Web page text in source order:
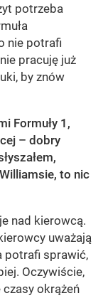
potrzeba
nie potrafi
pracuję już
by znów
Formuły 1,
– dobry
to nic
nad kierowcą.
uważają
potrafi sprawić,
Oczywiście,
czasy okrążeń